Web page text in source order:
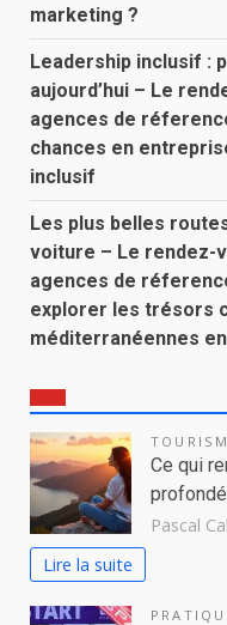
marketing ?
Leadership inclusif :
aujourd’hui – Le
agences de
chances en
inclusif
Les plus belles
voiture – Le rendez-
agences de
explorer les trésors
méditerranéennes
Ce qui
Pascal
Lire la suite